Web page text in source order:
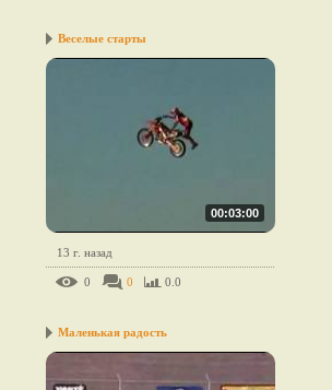
Веселые старты
00:03:00
13 г. назад
0 0 0.0
Маленькая радость